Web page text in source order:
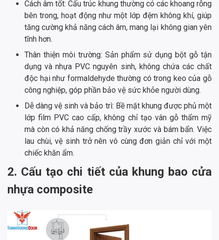
Cách âm tốt: Cấu trúc khung thường có các khoang rỗng
bên trong, hoạt động như một lớp đệm không khí, giúp
tăng cường khả năng cách âm, mang lại không gian yên
tĩnh hơn.
Thân thiện môi trường: Sản phẩm sử dụng bột gỗ tận
dụng và nhựa PVC nguyên sinh, không chứa các chất
độc hại như formaldehyde thường có trong keo của gỗ
công nghiệp, góp phần bảo vệ sức khỏe người dùng.
Dễ dàng vệ sinh và bảo trì: Bề mặt khung được phủ một
lớp film PVC cao cấp, không chỉ tạo vân gỗ thẩm mỹ
mà còn có khả năng chống trầy xước và bám bẩn. Việc
lau chùi, vệ sinh trở nên vô cùng đơn giản chỉ với một
chiếc khăn ẩm.
2. Cấu tạo chi tiết của khung bao cửa
nhựa composite